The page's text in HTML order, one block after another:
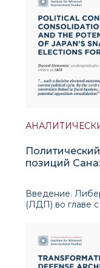
архитектуры
формату
позиций
выборов в
Введение.
(ЛДП) во главе